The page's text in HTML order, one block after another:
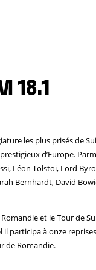
18.1
les plus prisés de
d’Europe.
Léon Tolstoi, Lord
Bernhardt, David
et le Tour de
participa à onze
de Romandie.